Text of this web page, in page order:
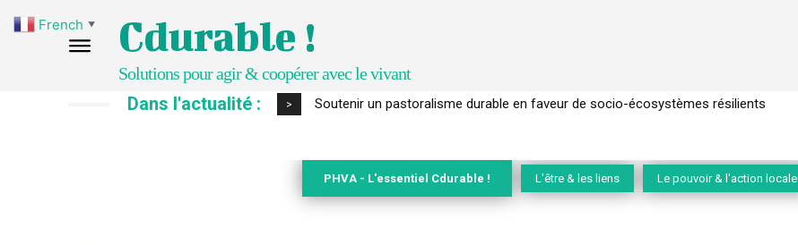
Cdurable !
Solutions pour agir & coopérer avec le vivant
Dans l'actualité : > Soutenir un pastoralisme durable en faveur de socio-écosystèmes résilients
S’inspirer de l’arbre pour un modèle économique régénératif du vivant …
PHVA - L'essentiel Cdurable ! L'être & les liens Le pouvoir & l'action locale
French ▼